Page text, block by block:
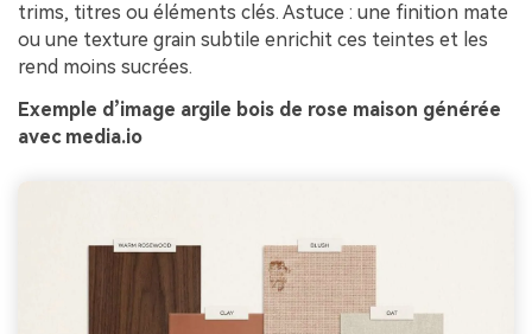
trims, titres ou éléments clés. Astuce : une finition mate
ou une texture grain subtile enrichit ces teintes et les
rend moins sucrées.
Exemple d’image argile bois de rose maison générée
avec media.io